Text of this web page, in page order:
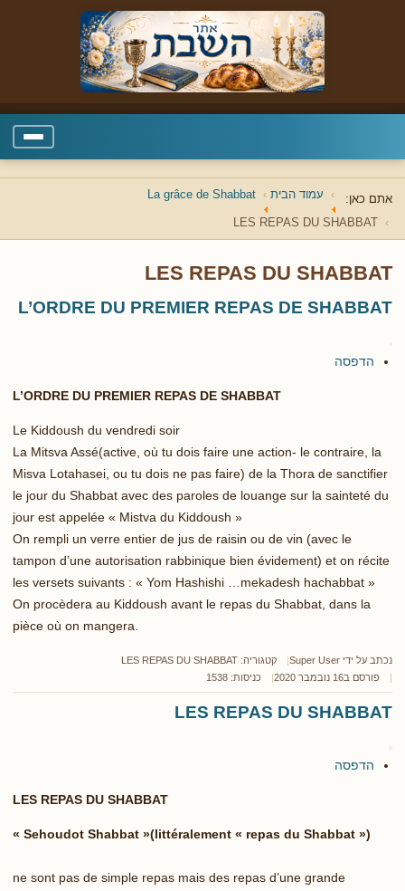
אתם כאן: עמוד הבית La grâce de Shabbat
LES REPAS DU SHABBAT
LES REPAS DU SHABBAT
L’ORDRE DU PREMIER REPAS DE SHABBAT
הדפסה
L’ORDRE DU PREMIER REPAS DE SHABBAT
Le Kiddoush du vendredi soir
La Mitsva Assé(active, où tu dois faire une action- le contraire, la
Misva Lotahasei, ou tu dois ne pas faire) de la Thora de sanctifier
le jour du Shabbat avec des paroles de louange sur la sainteté du
jour est appelée « Mistva du Kiddoush »
On rempli un verre entier de jus de raisin ou de vin (avec le
tampon d’une autorisation rabbinique bien évidement) et on récite
les versets suivants : « Yom Hashishi …mekadesh hachabbat »
On procèdera au Kiddoush avant le repas du Shabbat, dans la
pièce où on mangera.
נכתב על ידי Super User קטגוריה: LES REPAS DU SHABBAT
פורסם ב16 נובמבר 2020
כניסות: 1538
LES REPAS DU SHABBAT
הדפסה
LES REPAS DU SHABBAT
« Sehoudot Shabbat »(littéralement « repas du Shabbat »)
ne sont pas de simple repas mais des repas d’une grande